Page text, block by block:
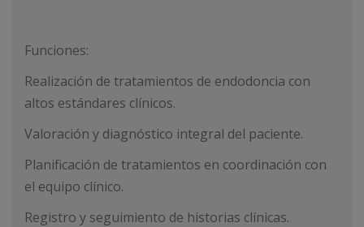
Funciones:
Realización de tratamientos de endodoncia con
altos estándares clínicos.
Valoración y diagnóstico integral del paciente.
Planificación de tratamientos en coordinación con
el equipo clínico.
Registro y seguimiento de historias clínicas.